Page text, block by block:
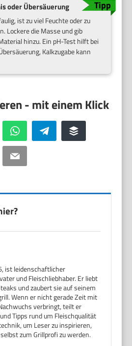
oder Übersäuerung
ist zu viel Feuchte oder zu
Lockere die Masse und gib
hinzu. Ein pH-Test hilft bei
Kalkzugabe kann
WhatsApp Telegram Buffer
Email
ist leidenschaftlicher
und Fleischliebhaber. Er liebt
und zaubert sie auf seinem
Wenn er nicht gerade Zeit mit
verbringt, teilt er
Tipps rund um Fleischqualität
um Leser zu inspirieren,
zum Grillprofi zu werden.